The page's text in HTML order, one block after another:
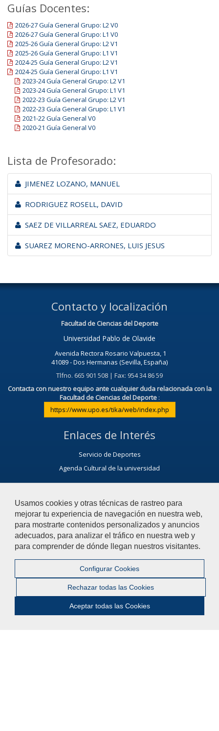
Usamos cookies y otras técnicas de rastreo para
mejorar tu experiencia de navegación en nuestra web,
para mostrarte contenidos personalizados y anuncios
adecuados, para analizar el tráfico en nuestra web y
para comprender de dónde llegan nuestros visitantes.
Configurar Cookies
Rechazar todas las Cookies
Aceptar todas las Cookies
Guías Docentes:
2026-27 Guía General Grupo: L2 V0
2026-27 Guía General Grupo: L1 V0
2025-26 Guía General Grupo: L2 V1
2025-26 Guía General Grupo: L1 V1
2024-25 Guía General Grupo: L2 V1
2024-25 Guía General Grupo: L1 V1
2023-24 Guía General Grupo: L2 V1
2023-24 Guía General Grupo: L1 V1
2022-23 Guía General Grupo: L2 V1
2022-23 Guía General Grupo: L1 V1
2021-22 Guía General V0
2020-21 Guía General V0
Lista de Profesorado:
JIMENEZ LOZANO, MANUEL
RODRIGUEZ ROSELL, DAVID
SAEZ DE VILLARREAL SAEZ, EDUARDO
SUAREZ MORENO-ARRONES, LUIS JESUS
Contacto y localización
Facultad de Ciencias del Deporte
Universidad Pablo de Olavide
Avenida Rectora Rosario Valpuesta, 1
41089 - Dos Hermanas (Sevilla, España)
Tlfno. 665 901 508 | Fax: 954 34 86 59
Contacta con nuestro equipo ante cualquier duda relacionada con la
Facultad de Ciencias del Deporte :
https://www.upo.es/tika/web/index.php
Enlaces de Interés
Servicio de Deportes
Agenda Cultural de la universidad
Participa
Calendario académico
Horarios
Exámenes
Guías docentes
Ayúdanos a mejorar
El acceso al buzón exclusivamente se hará en caso de querer
plantear cuestiones que se puedan calificar como una incidencia,
reclamación o sugerencia.